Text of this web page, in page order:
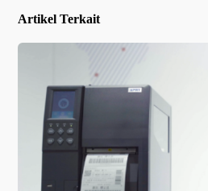
Artikel Terkait